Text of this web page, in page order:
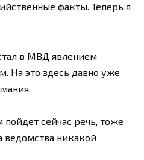
факты. Теперь я
в МВД явлением
На это здесь давно уже
пойдет сейчас речь, тоже
ведомства никакой